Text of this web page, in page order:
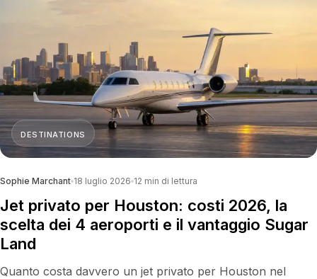
DESTINATIONS
Sophie Marchant 18 luglio 2026 12 min di lettura
Jet privato per Houston: costi 2026, la
scelta dei 4 aeroporti e il vantaggio Sugar
Land
Quanto costa davvero un jet privato per Houston nel